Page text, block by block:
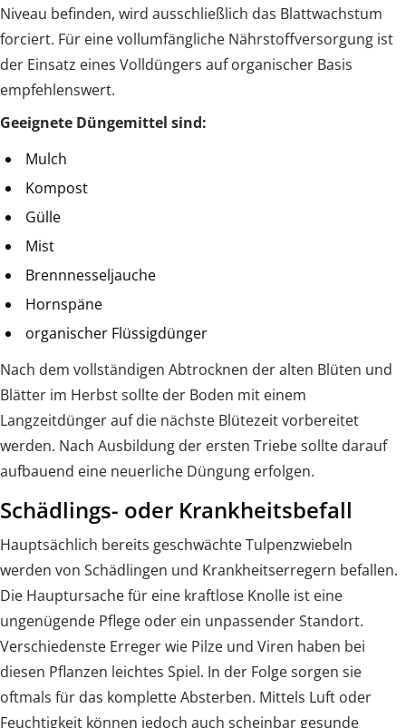
Niveau befinden, wird ausschließlich das Blattwachstum
forciert. Für eine vollumfängliche Nährstoffversorgung ist
der Einsatz eines Volldüngers auf organischer Basis
empfehlenswert.
Geeignete Düngemittel sind:
Mulch
Kompost
Gülle
Mist
Brennnesseljauche
Hornspäne
organischer Flüssigdünger
Nach dem vollständigen Abtrocknen der alten Blüten und
Blätter im Herbst sollte der Boden mit einem
Langzeitdünger auf die nächste Blütezeit vorbereitet
werden. Nach Ausbildung der ersten Triebe sollte darauf
aufbauend eine neuerliche Düngung erfolgen.
Schädlings- oder Krankheitsbefall
Hauptsächlich bereits geschwächte Tulpenzwiebeln
werden von Schädlingen und Krankheitserregern befallen.
Die Hauptursache für eine kraftlose Knolle ist eine
ungenügende Pflege oder ein unpassender Standort.
Verschiedenste Erreger wie Pilze und Viren haben bei
diesen Pflanzen leichtes Spiel. In der Folge sorgen sie
oftmals für das komplette Absterben. Mittels Luft oder
Feuchtigkeit können jedoch auch scheinbar gesunde